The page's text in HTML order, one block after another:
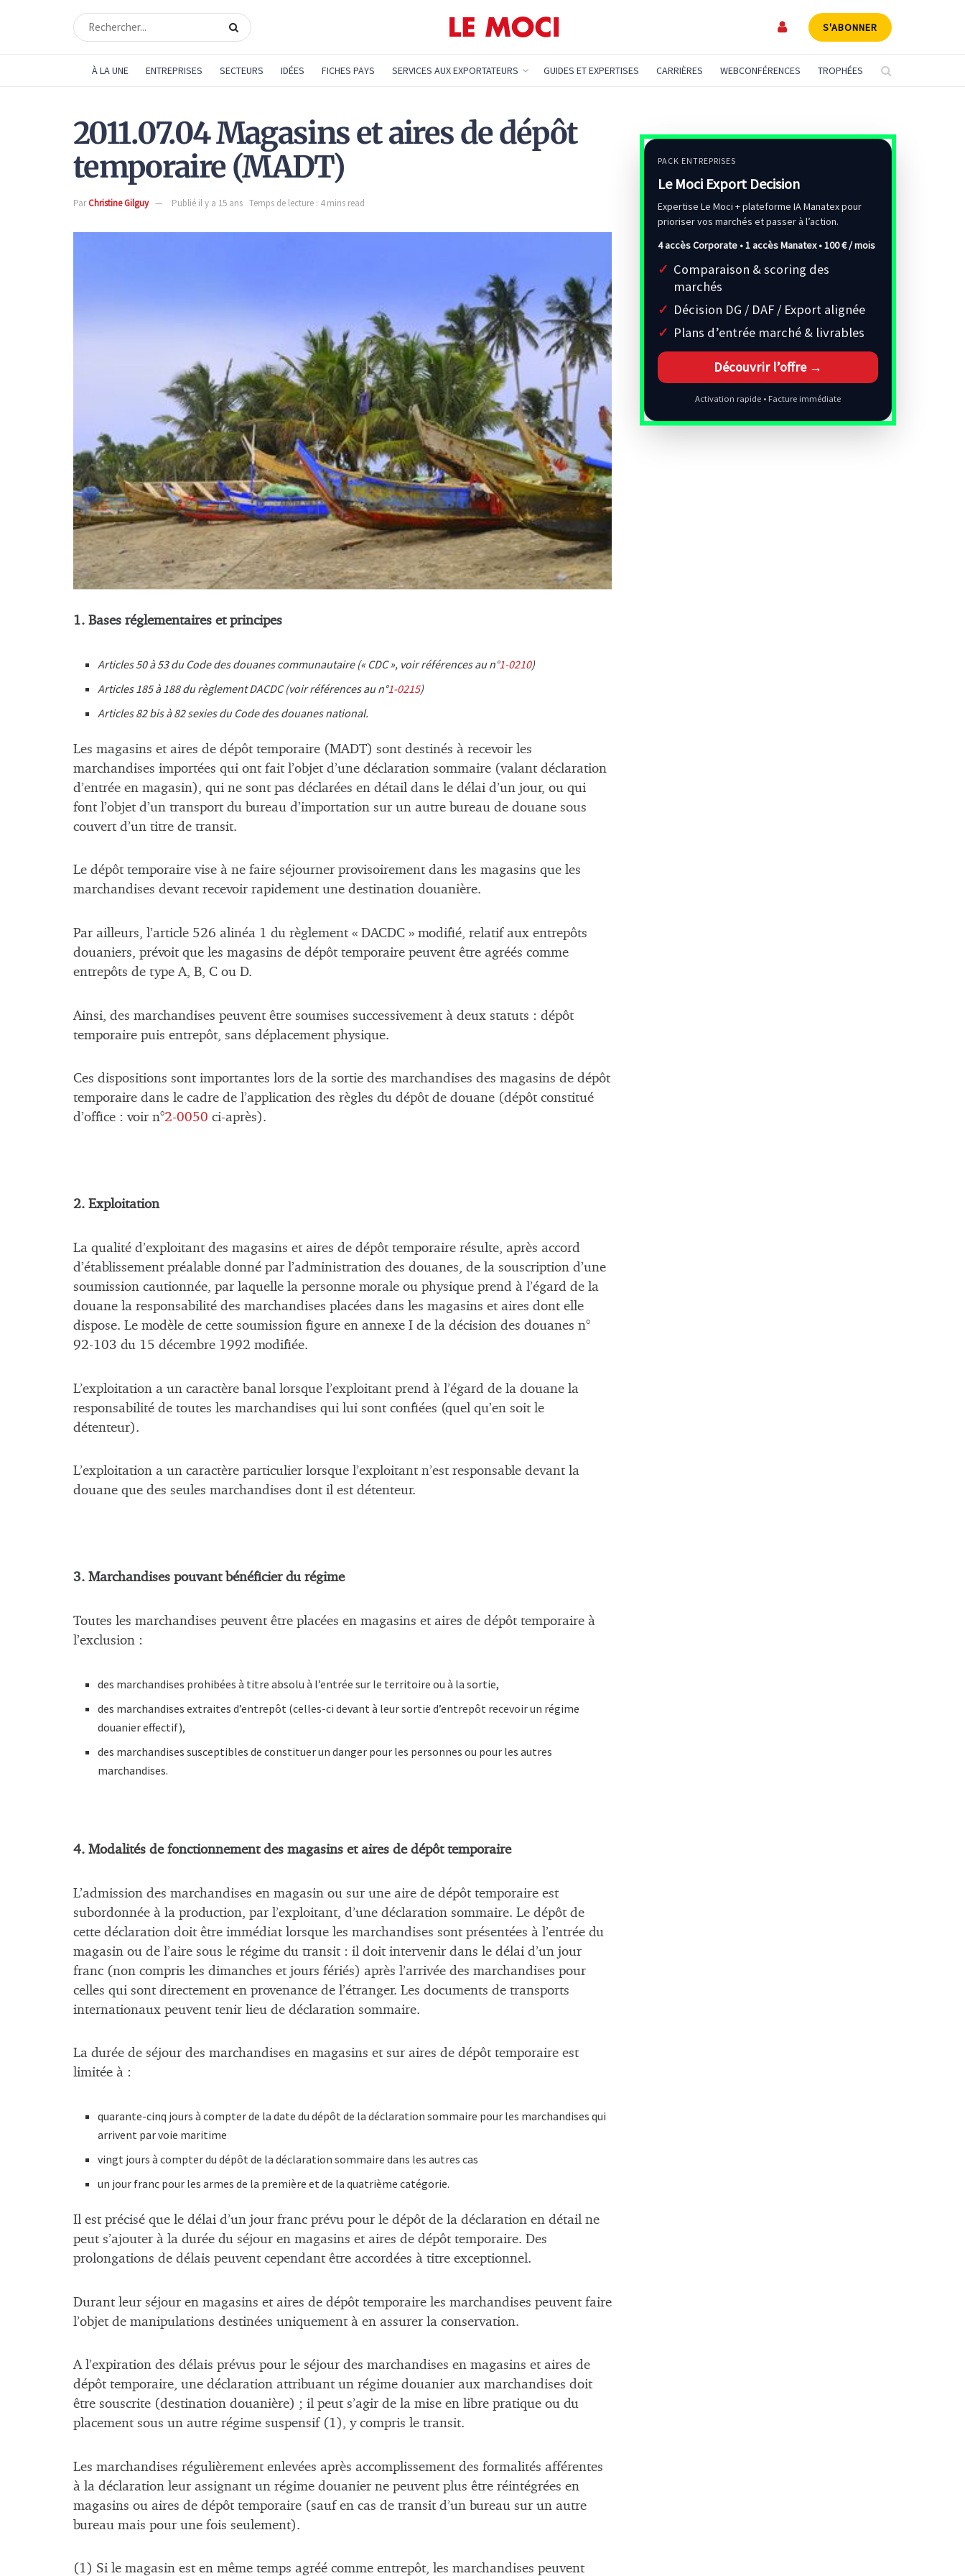
S'ABONNER
À LA UNE ENTREPRISES SECTEURS IDÉES FICHES PAYS SERVICES AUX EXPORTATEURS GUIDES ET EXPERTISES CARRIÈRES WEBCONFÉRENCES TROPHÉES
2011.07.04 Magasins et aires de dépôt
temporaire (MADT)
ParChristine Gilguy Publié il y a 15 ans Temps de lecture : 4 mins read
1. Bases réglementaires et principes
Articles 50 à 53 du Code des douanes communautaire (« CDC », voir références au n°1-0210)
Articles 185 à 188 du règlement DACDC (voir références au n°1-0215)
Articles 82bisà 82sexiesdu Code des douanes national.
Les magasins et aires de dépôt temporaire (MADT) sont destinés à recevoir les
marchandises importées qui ont fait l’objet d’une déclaration sommaire (valant déclaration
d’entrée en magasin), qui ne sont pas déclarées en détail dans le délai d’un jour, ou qui
font l’objet d’un transport du bureau d’importation sur un autre bureau de douane sous
couvert d’un titre de transit.
Le dépôt temporaire vise à ne faire séjourner provisoirement dans les magasins que les
marchandises devant recevoir rapidement une destination douanière.
Par ailleurs, l’article 526 alinéa 1 du règlement « DACDC » modifié, relatif aux entrepôts
douaniers, prévoit que les magasins de dépôt temporaire peuvent être agréés comme
entrepôts de type A, B, C ou D.
Ainsi, des marchandises peuvent être soumises successivement à deux statuts : dépôt
temporaire puis entrepôt, sans déplacement physique.
Ces dispositions sont importantes lors de la sortie des marchandises des magasins de dépôt
temporaire dans le cadre de l’application des règles du dépôt de douane (dépôt constitué
d’office : voir n°2-0050 ci-après).
2. Exploitation
La qualité d’exploitant des magasins et aires de dépôt temporaire résulte, après accord
d’établissement préalable donné par l’administration des douanes, de la souscription d’une
soumission cautionnée, par laquelle la personne morale ou physique prend à l’égard de la
douane la responsabilité des marchandises placées dans les magasins et aires dont elle
dispose. Le modèle de cette soumission figure en annexe I de la décision des douanes n°
92-103 du 15 décembre 1992 modifiée.
L’exploitation a un caractère banal lorsque l’exploitant prend à l’égard de la douane la
responsabilité de toutes les marchandises qui lui sont confiées (quel qu’en soit le
détenteur).
L’exploitation a un caractère particulier lorsque l’exploitant n’est responsable devant la
douane que des seules marchandises dont il est détenteur.
3. Marchandises pouvant bénéficier du régime
Toutes les marchandises peuvent être placées en magasins et aires de dépôt temporaire à
l’exclusion :
des marchandises prohibées à titre absolu à l’entrée sur le territoire ou à la sortie,
des marchandises extraites d’entrepôt (celles-ci devant à leur sortie d’entrepôt recevoir un régime
douanier effectif),
des marchandises susceptibles de constituer un danger pour les personnes ou pour les autres
marchandises.
4. Modalités de fonctionnement des magasins et aires de dépôt temporaire
L’admission des marchandises en magasin ou sur une aire de dépôt temporaire est
subordonnée à la production, par l’exploitant, d’une déclaration sommaire. Le dépôt de
cette déclaration doit être immédiat lorsque les marchandises sont présentées à l’entrée du
magasin ou de l’aire sous le régime du transit : il doit intervenir dans le délai d’un jour
franc (non compris les dimanches et jours fériés) après l’arrivée des marchandises pour
celles qui sont directement en provenance de l’étranger. Les documents de transports
internationaux peuvent tenir lieu de déclaration sommaire.
La durée de séjour des marchandises en magasins et sur aires de dépôt temporaire est
limitée à :
quarante-cinq jours à compter de la date du dépôt de la déclaration sommaire pour les marchandises qui
arrivent par voie maritime
vingt jours à compter du dépôt de la déclaration sommaire dans les autres cas
un jour franc pour les armes de la première et de la quatrième catégorie.
Il est précisé que le délai d’un jour franc prévu pour le dépôt de la déclaration en détail ne
peut s’ajouter à la durée du séjour en magasins et aires de dépôt temporaire. Des
prolongations de délais peuvent cependant être accordées à titre exceptionnel.
Durant leur séjour en magasins et aires de dépôt temporaire les marchandises peuvent faire
l’objet de manipulations destinées uniquement à en assurer la conservation.
A l’expiration des délais prévus pour le séjour des marchandises en magasins et aires de
dépôt temporaire, une déclaration attribuant un régime douanier aux marchandises doit
être souscrite (destination douanière) ; il peut s’agir de la mise en libre pratique ou du
placement sous un autre régime suspensif (1), y compris le transit.
Les marchandises régulièrement enlevées après accomplissement des formalités afférentes
à la déclaration leur assignant un régime douanier ne peuvent plus être réintégrées en
magasins ou aires de dépôt temporaire (sauf en cas de transit d’un bureau sur un autre
bureau mais pour une fois seulement).
(1) Si le magasin est en même temps agréé comme entrepôt, les marchandises peuvent
PACK ENTREPRISES
Le Moci Export Decision
Expertise Le Moci + plateforme IA Manatex pour
prioriser vos marchés et passer à l’action.
4 accès Corporate • 1 accès Manatex •100 € / mois
Comparaison & scoring des
marchés
Décision DG / DAF / Export alignée
Plans d’entrée marché & livrables
Découvrir l’offre →
Activation rapide • Facture immédiate